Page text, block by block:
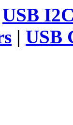
USB
| USB